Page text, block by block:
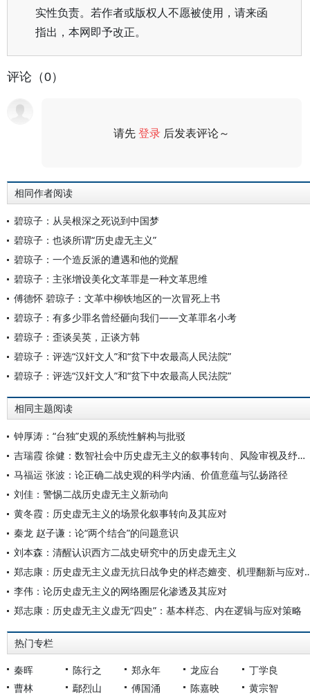
实性负责。若作者或版权人不愿被使用，请来函
指出，本网即予改正。
评论（0）
请先登录 后发表评论～
相同作者阅读
碧琼子：从吴根深之死说到中国梦
碧琼子：也谈所谓“历史虚无主义”
碧琼子：一个造反派的遭遇和他的觉醒
碧琼子：主张增设美化文革罪是一种文革思维
傅德怀 碧琼子：文革中柳铁地区的一次冒死上书
碧琼子：有多少罪名曾经砸向我们——文革罪名小考
碧琼子：歪谈吴英，正谈方韩
碧琼子：评选“汉奸文人”和“贫下中农最高人民法院”
碧琼子：评选“汉奸文人”和“贫下中农最高人民法院”
相同主题阅读
钟厚涛：“台独”史观的系统性解构与批驳
吉瑞霞 徐健：数智社会中历史虚无主义的叙事转向、风险审视及纾解路径
马福运 张波：论正确二战史观的科学内涵、价值意蕴与弘扬路径
刘佳：警惕二战历史虚无主义新动向
黄冬霞：历史虚无主义的场景化叙事转向及其应对
秦龙 赵子谦：论“两个结合”的问题意识
刘本森：清醒认识西方二战史研究中的历史虚无主义
郑志康：历史虚无主义虚无抗
李伟：论历史虚无主义的网络圈层化渗透及其应对
郑志康：历史虚无主义虚无“四史”：基本样态、内在逻辑与应对策略
热门专栏
秦晖 陈行之 郑永年 龙应台
丁学良
曹林
鄢烈山 傅国涌 陈嘉映
黄宗智